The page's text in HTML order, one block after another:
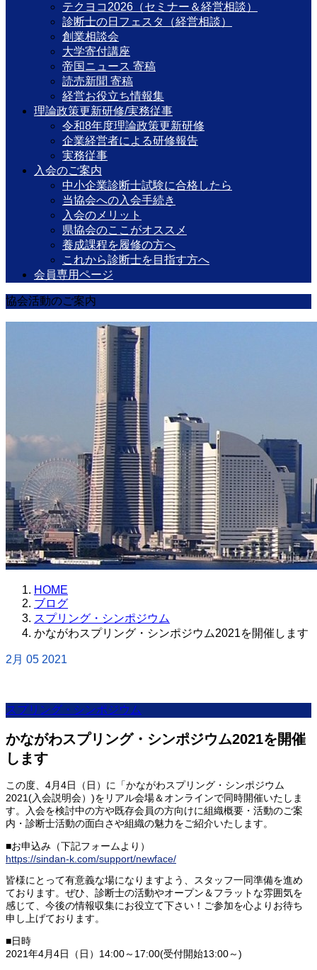
テクヨコ2026（セミナー＆経営相談）
診断士の日フェスタ（経営相談）
創業相談会
大学寄付講座
帝国ニュース 寄稿
読売新聞 寄稿
経営お役立ち情報集
理論政策更新研修/実務従事
令和8年度理論政策更新研修
企業経営者による研修報告
実務従事
入会のご案内
中小企業診断士試験に合格したら
当協会への入会手続き
入会のメリット
県協会のここがオススメ
養成課程を履修の方へ
これから診断士を目指す方へ
会員専用ページ
協会活動のご案内
HOME
ブログ
スプリング・シンポジウム
かながわスプリング・シンポジウム2021を開催します
2月 05 2021
スプリング・シンポジウム
かながわスプリング・シンポジウム2021を開催
します
この度、4月4日（日）に「かながわスプリング・シンポジウム
2021(入会説明会）)をリアル会場＆オンラインで同時開催いたしま
す。入会を検討中の方や既存会員の方向けに組織概要・活動のご案
内・診断士活動の面白さや組織の魅力をご紹介いたします。
■お申込み（下記フォームより）
https://sindan-k.com/support/newface/
皆様にとって有意義な場になりますよう、スタッフ一同準備を進め
ております。ぜひ、診断士の活動やオープン＆フラットな雰囲気を
感じて、今後の情報収集にお役立て下さい！ご参加を心よりお待ち
申し上げております。
■日時
2021年4月4日（日）14:00～17:00(受付開始13:00～)